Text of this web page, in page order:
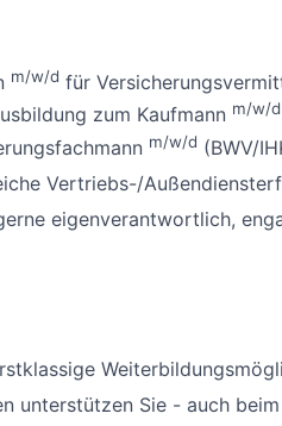
m/w/d für
zum Kaufmann m/w/d
m/w/d (BWV/
Vertriebs-/
eigenverantwortlich,
unterstützen Sie - auch